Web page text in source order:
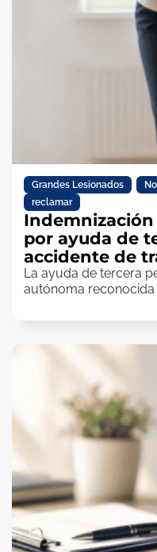
Grandes Lesionados
reclamar
por ayuda de
accidente de
La ayuda de tercera
autónoma